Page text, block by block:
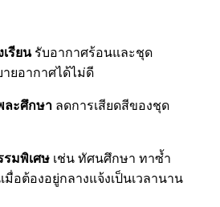
รียนรับอากาศร้อนและชุด
ยอากาศได้ไม่ดี
ละศึกษาลดการเสียดสีของชุด
รมพิเศษเช่น ทัศนศึกษา ทาซ้ำ
อต้องอยู่กลางแจ้งเป็นเวลานาน